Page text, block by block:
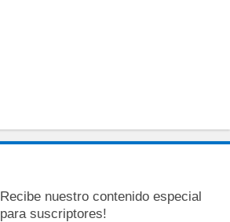
Recibe nuestro contenido especial
para suscriptores!